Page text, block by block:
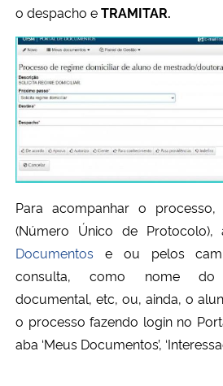
o despacho eTRAMITAR.
Para acompanhar o
(Número Único de Protocolo),
Documentos e ou pelos
consulta, como nome do
documental, etc, ou, ainda, o
o processo fazendo login no
aba ‘Meus Documentos’,